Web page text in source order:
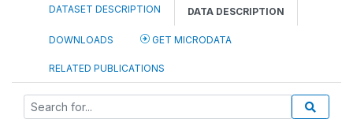
DATASET DESCRIPTION DATA DESCRIPTION
DOWNLOADS GET MICRODATA
RELATED PUBLICATIONS